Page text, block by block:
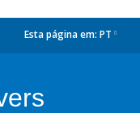
Esta página em: PT